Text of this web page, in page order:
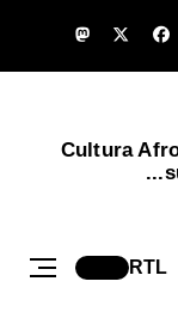
Cultura
RTL